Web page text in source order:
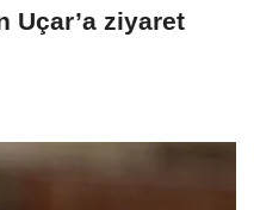
Uçar’a ziyaret